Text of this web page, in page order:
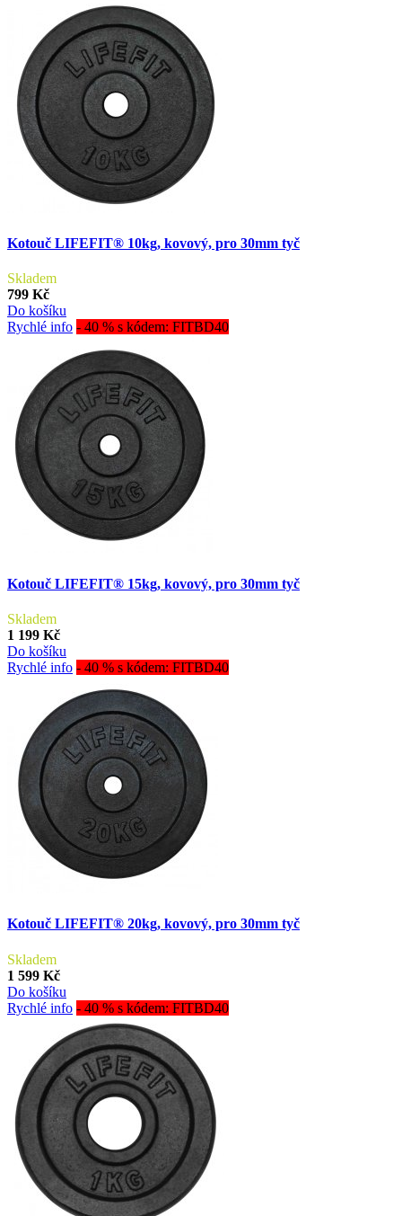
Kotouč LIFEFIT® 10kg, kovový, pro 30mm tyč
Skladem
799 Kč
Do košíku
Rychlé info - 40 % s kódem: FITBD40
Kotouč LIFEFIT® 15kg, kovový, pro 30mm tyč
Skladem
1 199 Kč
Do košíku
Rychlé info - 40 % s kódem: FITBD40
Kotouč LIFEFIT® 20kg, kovový, pro 30mm tyč
Skladem
1 599 Kč
Do košíku
Rychlé info - 40 % s kódem: FITBD40